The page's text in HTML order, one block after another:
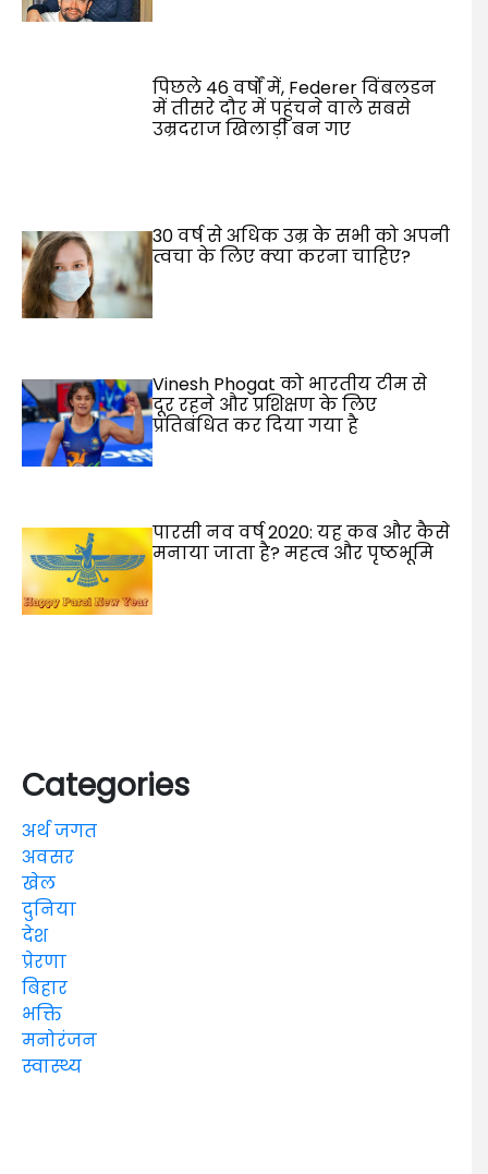
पिछले 46 वर्षों में, Federer विंबलडन
में तीसरे दौर में पहुंचने वाले सबसे
उम्रदराज खिलाड़ी बन गए
30 वर्ष से अधिक उम्र के सभी को अपनी
त्वचा के लिए क्या करना चाहिए?
Vinesh Phogat को भारतीय टीम से
दूर रहने और प्रशिक्षण के लिए
प्रतिबंधित कर दिया गया है
पारसी नव वर्ष 2020: यह कब और कैसे
मनाया जाता है? महत्व और पृष्ठभूमि
Categories
अर्थ जगत
अवसर
खेल
दुनिया
देश
प्रेरणा
बिहार
भक्ति
मनोरंजन
स्वास्थ्य